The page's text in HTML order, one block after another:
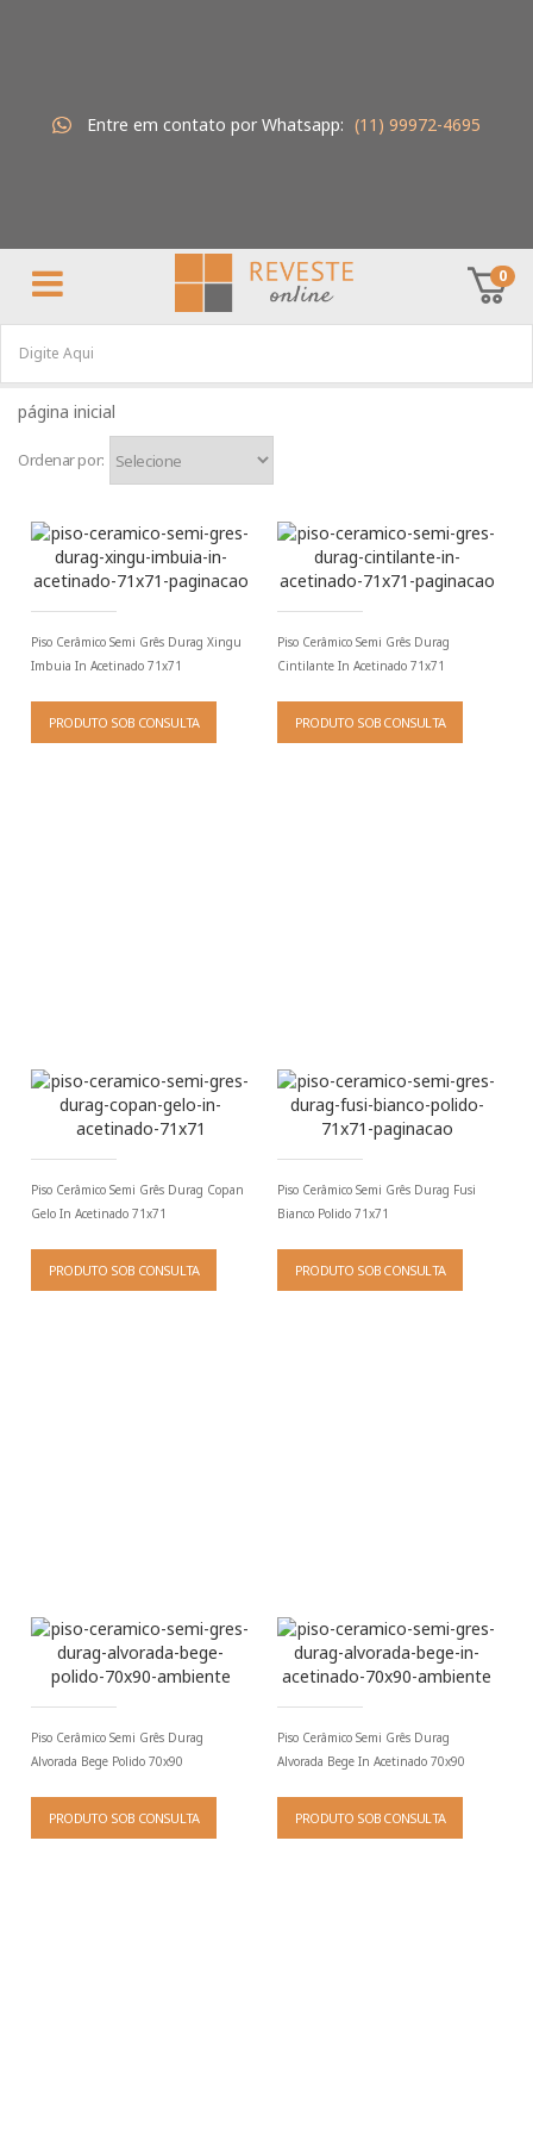
Entre em contato por Whatsapp: (11) 99972-4695
0
Ordenar por:
Piso Cerâmico Semi Grês Durag Xingu
Imbuia In Acetinado 71x71
PRODUTO SOB CONSULTA
Piso Cerâmico Semi Grês Durag
Cintilante In Acetinado 71x71
PRODUTO SOB CONSULTA
Piso Cerâmico Semi Grês Durag Copan
Gelo In Acetinado 71x71
PRODUTO SOB CONSULTA
Piso Cerâmico Semi Grês Durag Fusi
Bianco Polido 71x71
PRODUTO SOB CONSULTA
Piso Cerâmico Semi Grês Durag
Alvorada Bege Polido 70x90
PRODUTO SOB CONSULTA
Piso Cerâmico Semi Grês Durag
Alvorada Bege In Acetinado 70x90
PRODUTO SOB CONSULTA